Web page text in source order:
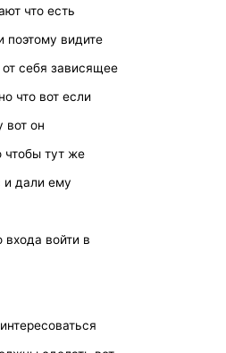
что есть
поэтому видите
себя зависящее
что вот если
вот он
чтобы тут же
и дали ему
входа войти в